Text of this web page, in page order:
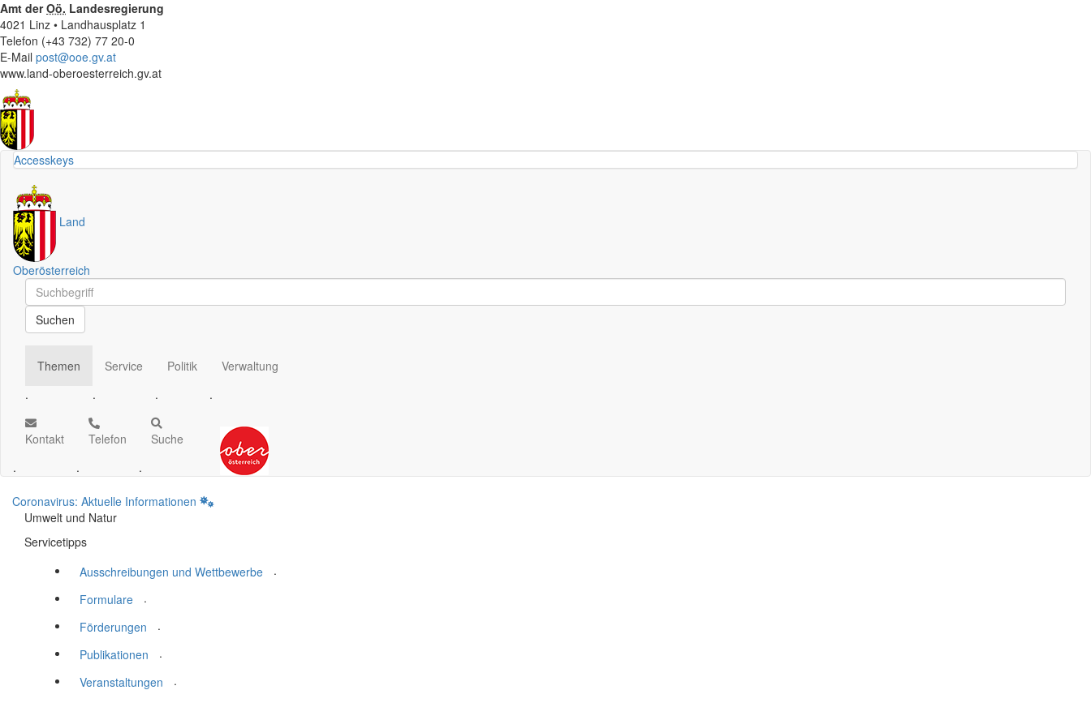
Amt derOö. Landesregierung
4021 Linz • Landhausplatz 1
Telefon (+43 732) 77 20-0
E-Mail post@ooe.gv.at
www.land-oberoesterreich.gv.at
Accesskeys
Land
Oberösterreich
Schnellsuche
Schnellsuche
Suchen
Themen
.
Service
.
Politik
.
Verwaltung
.
Kontakt
.
Telefon
.
Suche
.
Coronavirus: Aktuelle Informationen
Umwelt und Natur
Servicetipps
Ausschreibungen und Wettbewerbe
.
Formulare
.
Förderungen
.
Publikationen
.
Veranstaltungen
.